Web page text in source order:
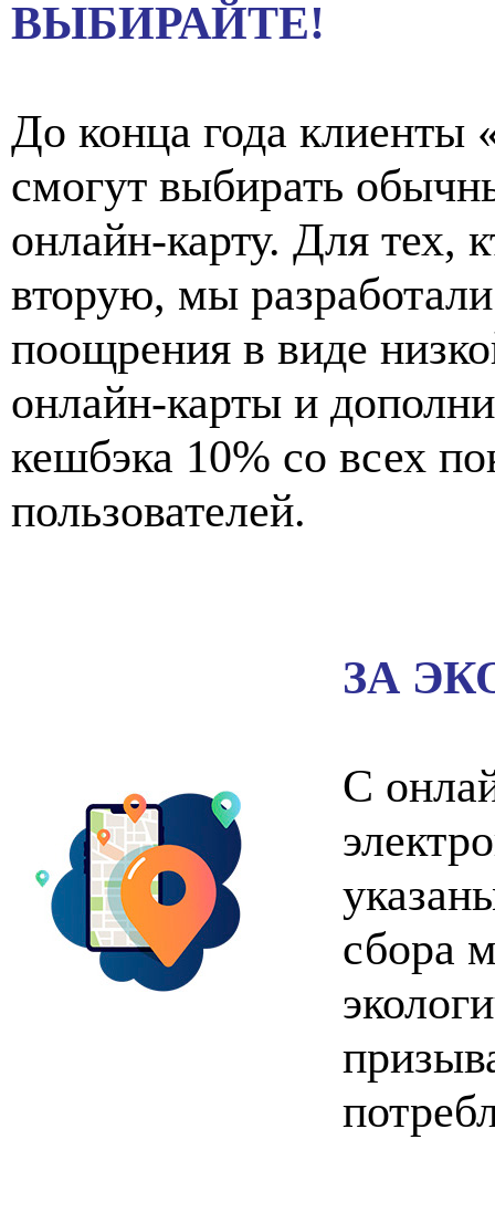
ВЫБИРАЙТЕ!
До конца года клиенты
смогут выбирать
онлайн-карту. Для тех,
вторую, мы
поощрения в виде
онлайн-карты и
кешбэка 10% со всех
пользователей.
ЗА
С
сбора